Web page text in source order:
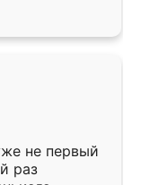
даже
не первый
раз